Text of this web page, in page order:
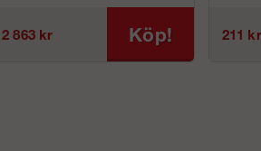
2 863 kr Köp! 211 kr